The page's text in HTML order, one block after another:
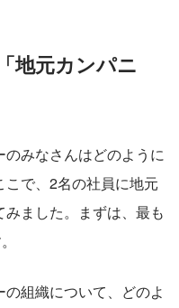
地元カンパニ
みなさんはどのように
で、2名の社員に地元
ました。まずは、最も
組織について、どのよ